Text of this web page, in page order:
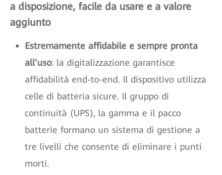
a disposizione, facile da usare e a valore
aggiunto
Estremamente affidabile e sempre pronta
all’uso: la digitalizzazione garantisce
affidabilità end-to-end. Il dispositivo utilizza
celle di batteria sicure. Il gruppo di
continuità (UPS), la gamma e il pacco
batterie formano un sistema di gestione a
tre livelli che consente di eliminare i punti
morti.